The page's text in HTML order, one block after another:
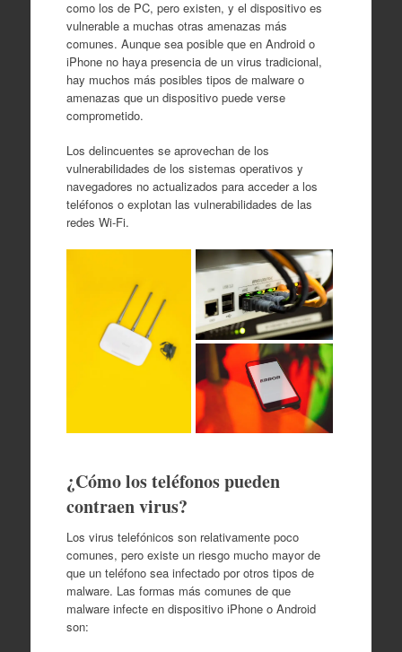
como los de PC, pero existen, y el dispositivo es
vulnerable a muchas otras amenazas más
comunes. Aunque sea posible que en Android o
iPhone no haya presencia de un virus tradicional,
hay muchos más posibles tipos de malware o
amenazas que un dispositivo puede verse
comprometido.
Los delincuentes se aprovechan de los
vulnerabilidades de los sistemas operativos y
navegadores no actualizados para acceder a los
teléfonos o explotan las vulnerabilidades de las
redes Wi-Fi.
¿Cómo los teléfonos pueden
contraen virus?
Los virus telefónicos son relativamente poco
comunes, pero existe un riesgo mucho mayor de
que un teléfono sea infectado por otros tipos de
malware. Las formas más comunes de que
malware infecte en dispositivo iPhone o Android
son: